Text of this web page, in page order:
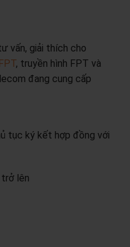
vấn, giải thích cho
, truyền hình FPT và
đang cung cấp
tục ký kết hợp đồng với
lên